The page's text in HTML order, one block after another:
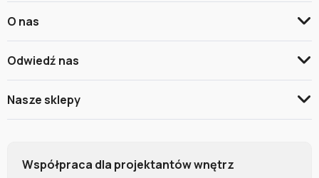
O nas
Odwiedź nas
Nasze sklepy
Współpraca dla projektantów wnętrz